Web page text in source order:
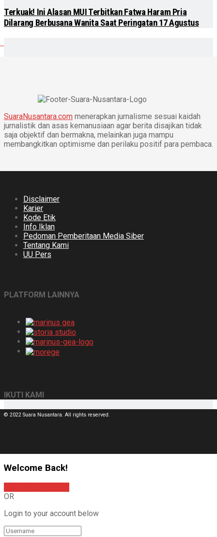
Terkuak! Ini Alasan MUI Terbitkan Fatwa Haram Pria
Dilarang Berbusana Wanita Saat Peringatan 17 Agustus
SuaraNusantara.com menerapkan jurnalisme sesuai kaidah
jurnalistik dan asas kemanusiaan agar berita disajikan tidak
saja objektif dan bermakna, melainkan juga mampu
membangkitkan optimisme dan perilaku positif para pembaca.
Disclaimer
Karier
Kode Etik
Info Iklan
Pedoman Pemberitaan Media Siber
Tentang Kami
UU Pers
PLATFORM LAINNYA
IKUTI KAMI
© 2022 Suara Nusantara. All rights reserved.
Welcome Back!
OR
Login to your account below